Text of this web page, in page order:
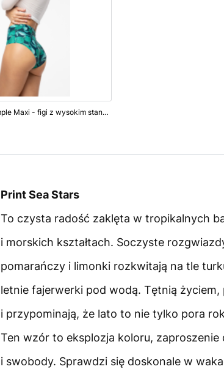
Figi Sea Story Simple Maxi - figi z wysokim stanem
Print Sea Stars
To czysta radość zaklęta w tropikalnych
i morskich kształtach. Soczyste
pomarańczy i limonki rozkwitają na tle
letnie fajerwerki pod wodą. Tętnią
i przypominają, że lato to nie tylko pora
Ten wzór to eksplozja koloru, zaproszenie
i swobody. Sprawdzi się doskonale w